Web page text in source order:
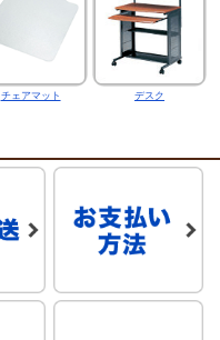
チェアマット デスク